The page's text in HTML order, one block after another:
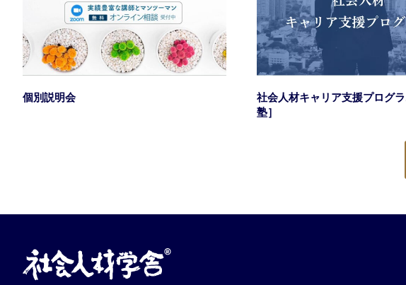
個別説明会
社会人材キャリア支援プログ
塾］